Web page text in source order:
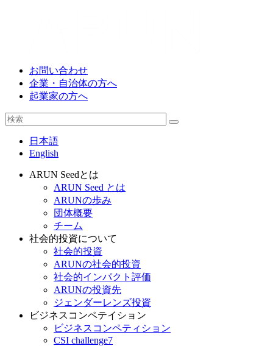
お問い合わせ
企業・自治体の方へ
起業家の方へ
日本語
English
ARUN Seedとは
ARUN Seed とは
ARUNの歩み
団体概要
チーム
社会的投資について
社会的投資
ARUNの社会的投資
社会的インパクト評価
ARUNの投資先
ジェンダーレンズ投資
ビジネスコンペテイション
ビジネスコンペティション
CSI challenge7